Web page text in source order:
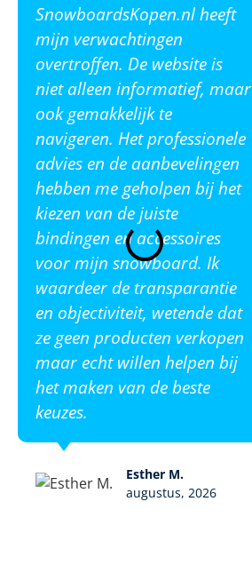
SnowboardsKopen.nl heeft
mijn verwachtingen
overtroffen. De website is
niet alleen informatief, maar
ook gemakkelijk te
navigeren. Het professionele
advies en de aanbevelingen
hebben me geholpen bij het
kiezen van de juiste
bindingen en accessoires
voor mijn snowboard. Ik
waardeer de transparantie
en objectiviteit, wetende dat
ze geen producten verkopen
maar echt willen helpen bij
het maken van de beste
keuzes.
Esther M.
augustus, 2026